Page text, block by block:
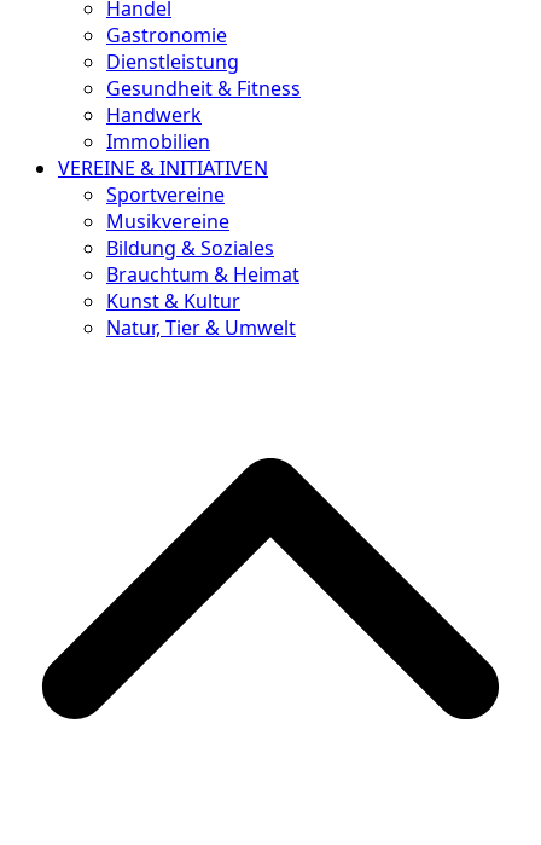
Handel
Gastronomie
Dienstleistung
Gesundheit & Fitness
Handwerk
Immobilien
VEREINE & INITIATIVEN
Sportvereine
Musikvereine
Bildung & Soziales
Brauchtum & Heimat
Kunst & Kultur
Natur, Tier & Umwelt